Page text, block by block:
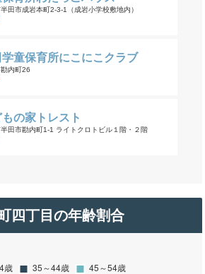
田市成岩本町2-3-1（成岩小学校敷地内）
童保育所にこにこクラブ
内町26
もの家トレスト
田市勘内町1-1 ライトクロトビル１階・２階
四丁目の年齢割合